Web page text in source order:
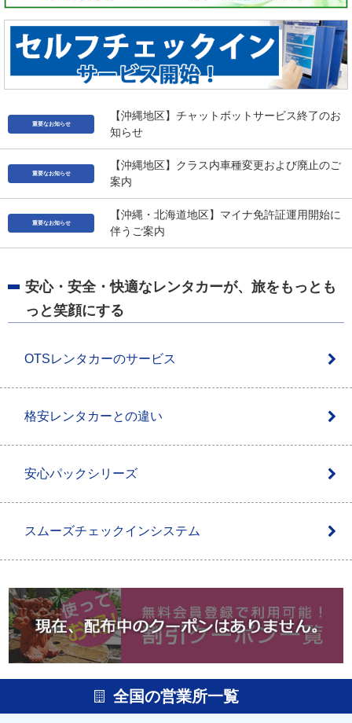
重要なお知らせ
【沖縄地区】チャットボットサービス終了のお
知らせ
重要なお知らせ
【沖縄地区】クラス内車種変更および廃止のご
案内
重要なお知らせ
【沖縄・北海道地区】マイナ免許証運用開始に
伴うご案内
安心・安全・快適なレンタカーが、 旅をもっとも
っと笑顔にする
OTSレンタカーのサービス
格安レンタカーとの違い
安心パックシリーズ
スムーズチェックインシステム
全国の営業所一覧